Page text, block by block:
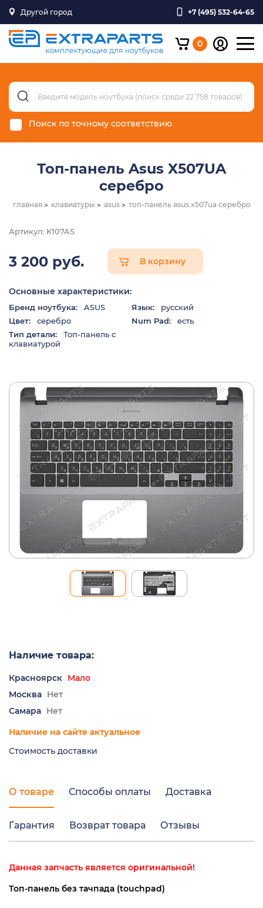
Другой город +7 (495) 532-64-65
0
Поиск по точному соответствию
Топ-панель Asus X507UA
серебро
главная клавиатуры asus топ-панель asus x507ua серебро
Артикул: K107AS
3 200 руб. В корзину
Основные характеристики:
Бренд ноутбука: ASUS Язык:
русский
Цвет:
серебро Num Pad:
есть
Тип детали:
Топ-панель с
клавиатурой
Наличие товара:
Красноярск Мало
Москва Нет
Самара Нет
Наличие на сайте актуальное
Стоимость доставки
О товаре Способы оплаты Доставка
Гарантия Возврат товара Отзывы
Данная запчасть является оригинальной!
Топ-панель без тачпада (touchpad)